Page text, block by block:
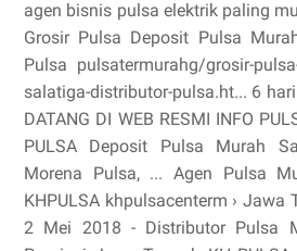
agen bisnis pulsa elektrik paling
Grosir Pulsa Deposit Pulsa
Pulsa pulsatermurahg/grosir-
salatiga-distributor-pulsa.ht... 6
DATANG DI WEB RESMI INFO
PULSA Deposit Pulsa Murah
Morena Pulsa, ... Agen Pulsa
KHPULSA khpulsacenterm › Jawa
2 Mei 2018 - Distributor Pulsa